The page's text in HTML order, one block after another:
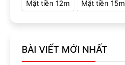
Mặt tiền 12m Mặt tiền 15m
BÀI VIẾT MỚI NHẤT